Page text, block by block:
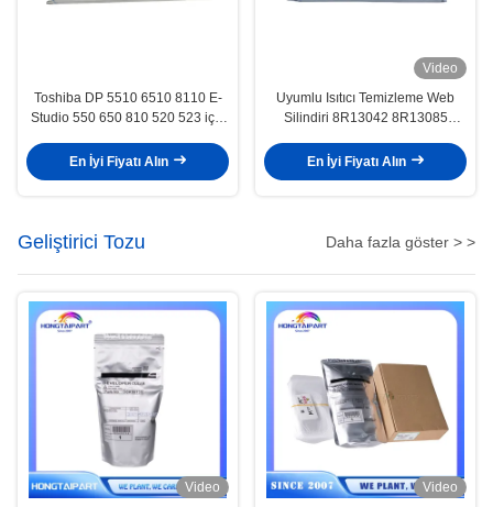
Toshiba DP 5510 6510 8110 E-
Studio 550 650 810 520 523 için
Silindiri 6LA23055000
En İyi Fiyatı Alın
Video
Uyumlu Isıtıcı Temizleme Web
Silindiri 8R13042 8R13085
DC4110 DC4112 DC4127
En İyi Fiyatı Alın
Geliştirici Tozu Daha fazla göster > >
Video
Video